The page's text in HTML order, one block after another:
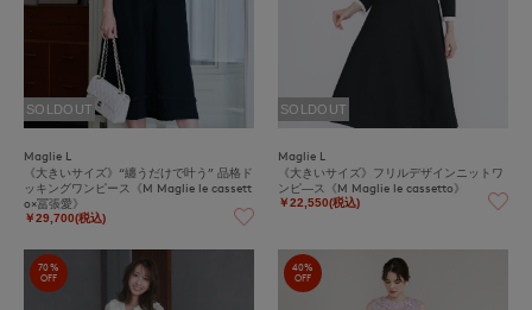
SOLDOUT
Maglie L
《大きいサイズ》“纏うだけで叶う” 品格ド
ッキングワンピース《M Maglie le cassett
o×冨張愛》
￥29,700(税込)
SOLDOUT
Maglie L
《大きいサイズ》フリルデザインニットワ
ンピ―ス《M Maglie le cassetto》
￥22,550(税込)
70%
OFF
40%
OFF